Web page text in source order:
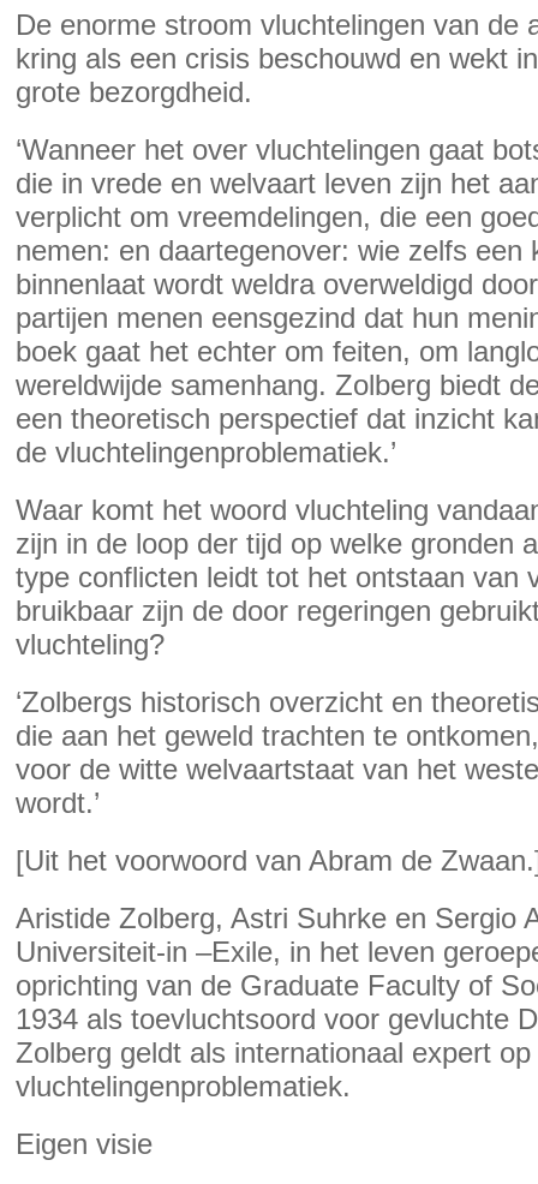
De enorme stroom vluchtelingen van de
kring als een crisis beschouwd en wekt
grote bezorgdheid.
‘Wanneer het over vluchtelingen gaat
die in vrede en welvaart leven zijn het
verplicht om vreemdelingen, die een
nemen: en daartegenover: wie zelfs een
binnenlaat wordt weldra overweldigd
partijen menen eensgezind dat hun
boek gaat het echter om feiten, om
wereldwijde samenhang. Zolberg biedt
een theoretisch perspectief dat inzicht
de vluchtelingenproblematiek.’
Waar komt het woord vluchteling
zijn in de loop der tijd op welke gronden
type conflicten leidt tot het ontstaan van
bruikbaar zijn de door regeringen
vluchteling?
‘Zolbergs historisch overzicht en
die aan het geweld trachten te
voor de witte welvaartstaat van het
wordt.’
[Uit het voorwoord van Abram de
Aristide Zolberg, Astri Suhrke en Sergio
Universiteit-in –Exile, in het leven
oprichting van de Graduate Faculty of
1934 als toevluchtsoord voor gevluchte
Zolberg geldt als internationaal expert
vluchtelingenproblematiek.
Eigen visie